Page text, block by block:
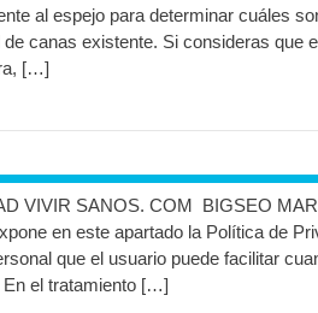
al espejo para determinar cuáles
canas existente. Si consideras que
[…]
VIVIR SANOS. COM BIGSEO
en este apartado la Política de
que el usuario puede facilitar
En el tratamiento […]